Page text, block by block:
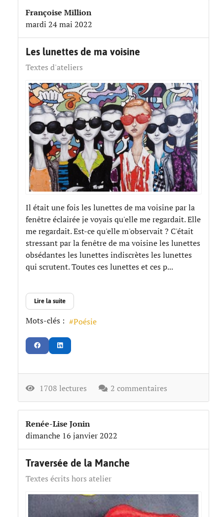
Françoise Million
mardi 24 mai 2022
Les lunettes de ma voisine
Textes d'ateliers
Il était une fois les lunettes de ma voisine par la
fenêtre éclairée je voyais qu'elle me regardait. Elle
me regardait. Est-ce qu'elle m'observait ? C'était
stressant par la fenêtre de ma voisine les lunettes
obsédantes les lunettes indiscrètes les lunettes
qui scrutent. Toutes ces lunettes et ces p...
Lire la suite
Mots-clés : Poésie
1708 lectures 2 commentaires
Renée-Lise Jonin
dimanche 16 janvier 2022
Traversée de la Manche
Textes écrits hors atelier